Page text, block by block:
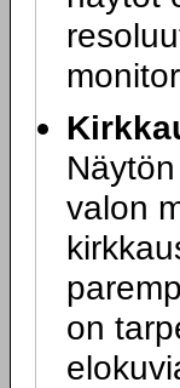
valon
on